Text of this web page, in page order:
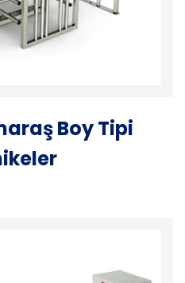
Boy Tipi